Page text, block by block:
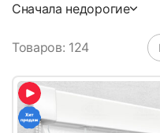
Сначала недорогие
Товаров: 124